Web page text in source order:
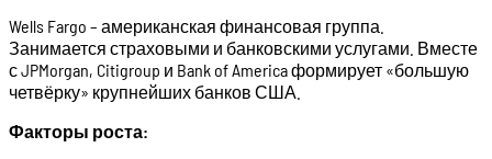
Wells Fargo – американская финансовая группа.
Занимается страховыми и банковскими услугами. Вместе
с JPMorgan, Citigroup и Bank of America формирует «большую
четвёрку» крупнейших банков США.
Факторы роста: